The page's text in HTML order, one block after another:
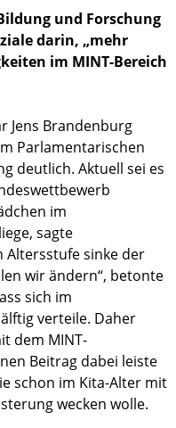
und Forschung
darin, „mehr
im MINT-Bereich
Jens Brandenburg
Parlamentarischen
deutlich. Aktuell sei es
im
sagte
Altersstufe sinke der
wir ändern“, betonte
sich im
verteile. Daher
dem MINT-
Beitrag dabei leiste
schon im Kita-Alter mit
wecken wolle.